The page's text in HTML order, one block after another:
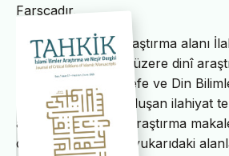
Farsçadır.
TAHKİK’in temel araştırma alanı
ilimler başta olmak üzere dinî
İslam Bilimleri, Felsefe ve Din
ve Sanatları’ndan oluşan ilahiyat
alanındaki bilimsel araştırma
dâhildir. TAHKİK’te yukarıdaki